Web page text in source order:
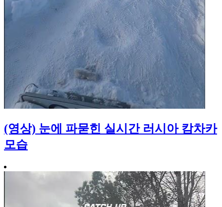
(영상) 눈에 파묻힌 실시간 러시아 캄차카
모습